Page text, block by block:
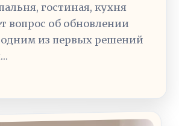
гостиная, кухня
вопрос об обновлении
одним из первых решений